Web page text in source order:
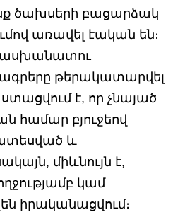
ծախսերի բացարձակ
առավել էական են։
թերակատարվել
է, որ չնայած
համար բյուջեով
և
միևնույն է,
կամ
իրականացվում։